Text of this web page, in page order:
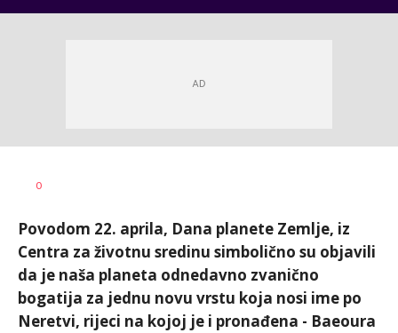
AUTOR
0
Povodom 22. aprila, Dana planete Zemlje, iz
Centra za životnu sredinu simbolično su objavili
da je naša planeta odnedavno zvanično
bogatija za jednu novu vrstu koja nosi ime po
Neretvi, rijeci na kojoj je i pronađena - Baeoura